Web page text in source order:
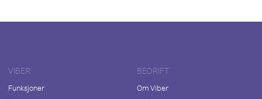
VIBER
Funksjoner
BEDRIFT
Om Viber